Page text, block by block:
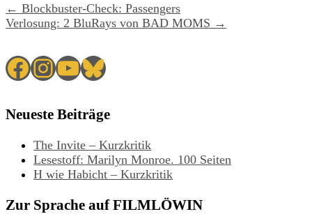
← Blockbuster-Check: Passengers
Verlosung: 2 BluRays von BAD MOMS →
Facebook
Instagram
YouTube
Bluesky
Neueste Beiträge
The Invite – Kurzkritik
Lesestoff: Marilyn Monroe. 100 Seiten
H wie Habicht – Kurzkritik
Zur Sprache auf FILMLÖWIN